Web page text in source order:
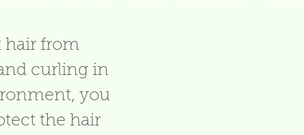
hair from
curling in
you
the hair